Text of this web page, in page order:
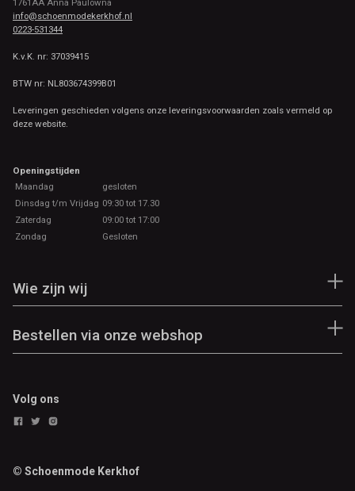
1761AA Anna Paulowna
info@schoenmodekerkhof.nl
0223-531344
K.v.K. nr: 37039415
BTW nr: NL803674399B01
Leveringen geschieden volgens onze leveringsvoorwaarden zoals vermeld op
deze website.
Openingstijden
Maandag
gesloten
Dinsdag t/m Vrijdag 09:30 tot 17.30
Zaterdag
09:00 tot 17:00
Zondag
Gesloten
Wie zijn wij
Bestellen via onze webshop
Volg ons
© Schoenmode Kerkhof